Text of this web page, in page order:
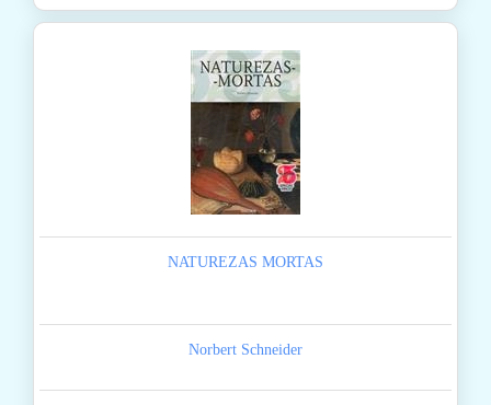
NATUREZAS MORTAS
Norbert Schneider